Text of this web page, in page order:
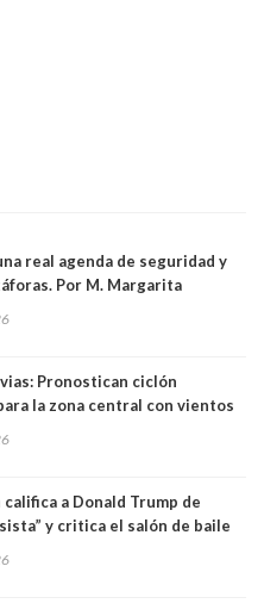
real agenda de seguridad y
Por M. Margarita
Pronostican ciclón
la zona central con vientos
a Donald Trump de
y critica el salón de baile